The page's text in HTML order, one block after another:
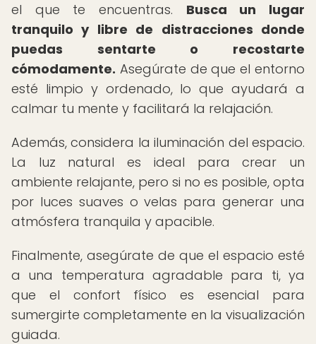
el que te encuentras. Busca un lugar
tranquilo y libre de distracciones donde
puedas sentarte o recostarte
cómodamente. Asegúrate de que el entorno
esté limpio y ordenado, lo que ayudará a
calmar tu mente y facilitará la relajación.
Además, considera la iluminación del espacio.
La luz natural es ideal para crear un
ambiente relajante, pero si no es posible, opta
por luces suaves o velas para generar una
atmósfera tranquila y apacible.
Finalmente, asegúrate de que el espacio esté
a una temperatura agradable para ti, ya
que el confort físico es esencial para
sumergirte completamente en la visualización
guiada.